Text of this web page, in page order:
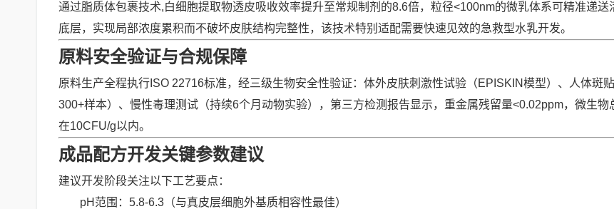
通过脂质体包裹技术,白细胞提取物透皮吸收效率提升至常规制剂的8.6倍，粒径<100nm的微乳体系可精准递送
底层，实现局部浓度累积而不破坏皮肤结构完整性，该技术特别适配需要快速见效的急救型水乳开发。
原料安全验证与合规保障
原料生产全程执行ISO 22716标准，经三级生物安全性验证：体外皮肤刺激性试验（EPISKIN模型）、人体斑
300+样本）、慢性毒理测试（持续6个月动物实验），第三方检测报告显示，重金属残留量<0.02ppm，微生物
在10CFU/g以内。
成品配方开发关键参数建议
建议开发阶段关注以下工艺要点：
pH范围：5.8-6.3（与真皮层细胞外基质相容性最佳）